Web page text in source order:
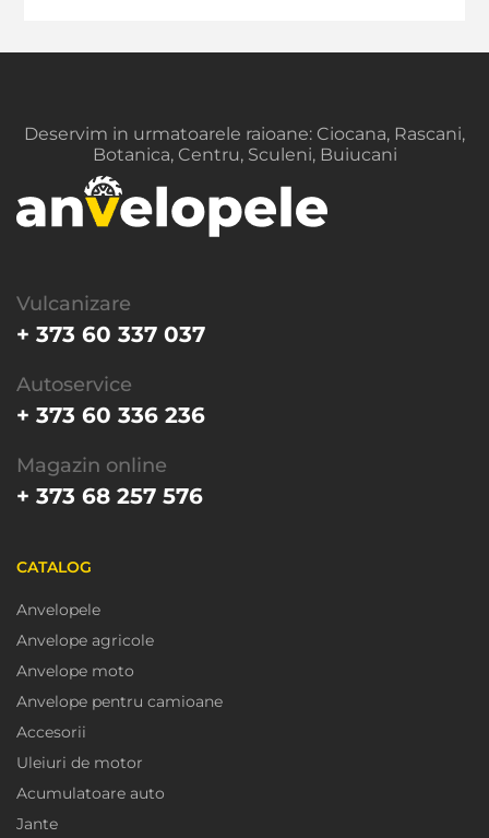
Deservim in urmatoarele raioane: Ciocana, Rascani,
Botanica, Centru, Sculeni, Buiucani
Vulcanizare
+ 373 60 337 037
Autoservice
+ 373 60 336 236
Magazin online
+ 373 68 257 576
CATALOG
Anvelopele
Anvelope agricole
Anvelope moto
Anvelope pentru camioane
Accesorii
Uleiuri de motor
Acumulatoare auto
Jante